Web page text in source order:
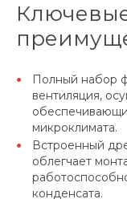
Полный набор
вентиляция,
микроклимата.
Встроенный
облегчает
конденсата.